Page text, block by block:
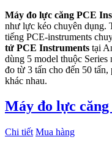
Máy đo lực căng PCE
như lực kéo chuyên dụng.
tiếng PCE-instruments
tử PCE Instruments tại
dùng 5 model thuộc
đo từ 3 tấn cho đến 50
khác nhau.
Máy đo lực căng
Chi tiết Mua hàng